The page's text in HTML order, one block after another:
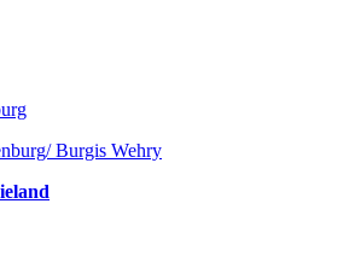
Burgis Wehry